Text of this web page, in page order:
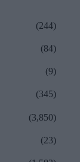
(244)
(84)
(9)
(345)
(3,850)
(23)